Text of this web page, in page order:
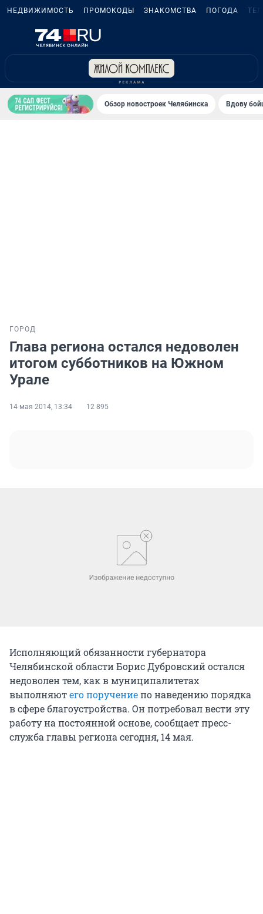
НЕДВИЖИМОСТЬ ПРОМОКОДЫ ЗНАКОМСТВА ПОГОДА
Обзор новостроек Челябинска Вдову
ГОРОД
Глава региона остался недоволен
итогом субботников на Южном
Урале
14 мая 2014, 13:34 12 895
Исполняющий обязанности губернатора
Челябинской области Борис Дубровский остался
недоволен тем, как в муниципалитетах
выполняютего поручениепо наведению порядка
в сфере благоустройства. Он потребовал вести эту
работу на постоянной основе, сообщает пресс-
служба главы региона сегодня, 14 мая.